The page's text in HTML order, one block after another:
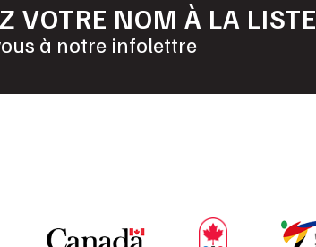
VOTRE NOM À LA LISTE
à notre infolettre